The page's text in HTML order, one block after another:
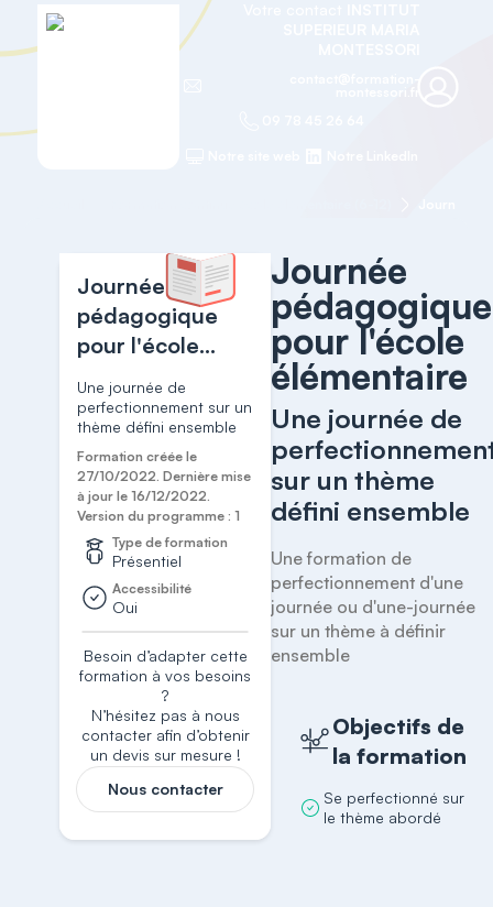
Journée
pédagogique
pour l'école
élémentaire
Une journée de
perfectionnement sur un
thème défini ensemble
Formation créée le
27/10/2022. Dernière mise
à jour le 16/12/2022.
Version du programme : 1
Type de formation
Présentiel
Accessibilité
Oui
Besoin d’adapter cette
formation à vos besoins
?
N’hésitez pas à nous
contacter afin d’obtenir
un devis sur mesure !
Nous contacter
Journée
pédagogique
pour l'école
élémentaire
Une journée de
sur un thème
défini ensemble
Une formation de
perfectionnement d'une
journée ou d'une-journée
sur un thème à définir
ensemble
Objectifs de
la formation
Se perfectionné sur
le thème abordé